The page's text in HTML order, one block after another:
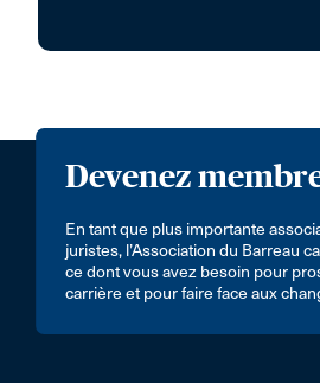
Devenez
En tant que plus importante
juristes, l’Association du Barreau
ce dont vous avez besoin pour
carrière et pour faire face aux